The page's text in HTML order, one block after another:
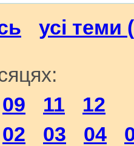
усі теми
09 11
12
02 03 04